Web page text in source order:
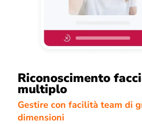
Riconoscimento
multiplo
Gestire con facilità team di
dimensioni